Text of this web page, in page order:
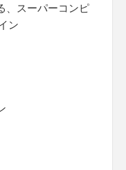
、スーパーコンピ
ン